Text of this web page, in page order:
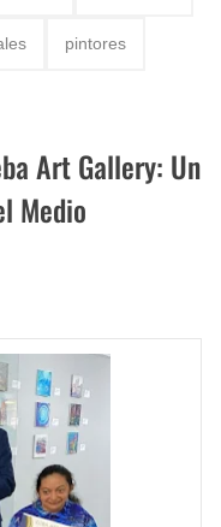
pintores
Art Gallery: Un
Medio